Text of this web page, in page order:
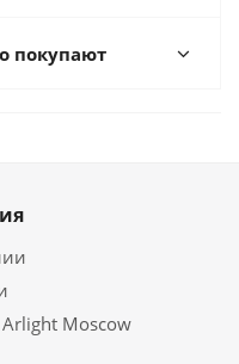
покупают
Moscow